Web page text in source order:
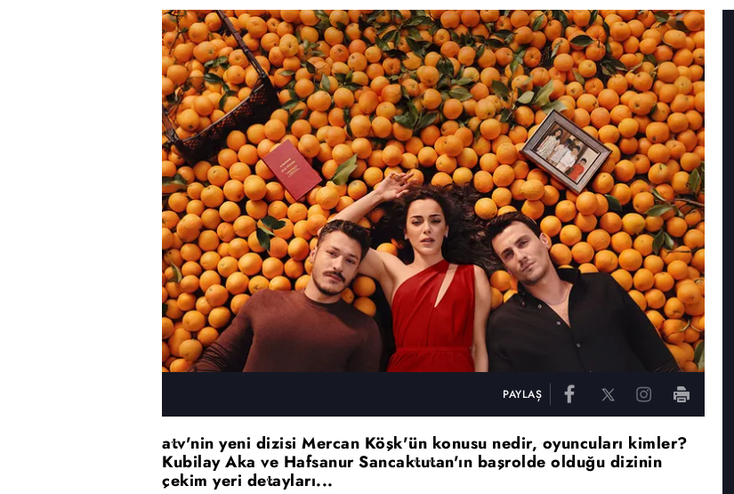
PAYLAŞ
atv'nin yeni dizisi Mercan Köşk'ün konusu nedir, oyuncuları kimler?
Kubilay Aka ve Hafsanur Sancaktutan'ın başrolde olduğu dizinin
çekim yeri detayları...